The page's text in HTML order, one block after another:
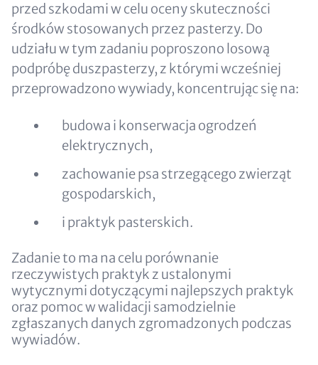
przed szkodami w celu oceny skuteczności
środków stosowanych przez pasterzy. Do
udziału w tym zadaniu poproszono losową
podpróbę duszpasterzy, z którymi wcześniej
przeprowadzono wywiady, koncentrując się na:
budowa i konserwacja ogrodzeń
elektrycznych,
zachowanie psa strzegącego zwierząt
gospodarskich,
i praktyk pasterskich.
Zadanie to ma na celu porównanie
rzeczywistych praktyk z ustalonymi
wytycznymi dotyczącymi najlepszych praktyk
oraz pomoc w walidacji samodzielnie
zgłaszanych danych zgromadzonych podczas
wywiadów.